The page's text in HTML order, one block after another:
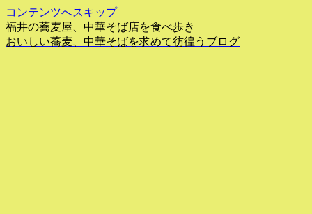
コンテンツへスキップ
福井の蕎麦屋、中華そば店を食べ歩き
おいしい蕎麦、中華そばを求めて彷徨うブログ